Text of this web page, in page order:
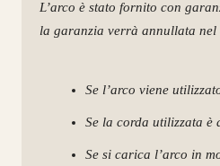
L’arco è stato fornito con
la garanzia verrà annullata nel
Se l’arco viene
Se la corda utilizzata
Se si carica l’arco in